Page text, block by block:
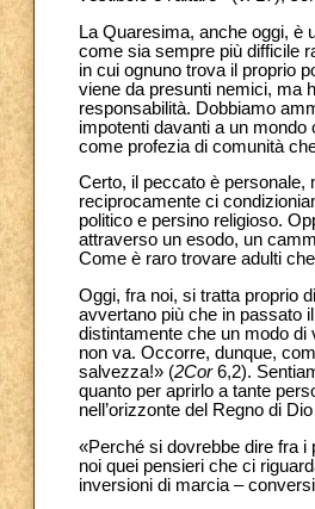
La Quaresima, anche oggi, è
come sia sempre più difficile
in cui ognuno trova il proprio
viene da presunti nemici, ma
responsabilità. Dobbiamo
impotenti davanti a un
come profezia di comunità
Certo, il peccato è personale,
reciprocamente ci
politico e persino religioso.
attraverso un esodo, un
Come è raro trovare adulti
Oggi, fra noi, si tratta proprio
avvertano più che in passato
distintamente che un modo di
non va. Occorre, dunque,
salvezza!» (2Cor6,2).
quanto per aprirlo a tante
nell’orizzonte del Regno di
«Perché si dovrebbe dire fra i
noi quei pensieri che ci
inversioni di marcia –